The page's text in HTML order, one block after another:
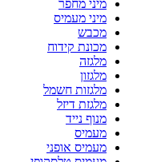
מיני מחפר
מיני מעמיס
מכבש
מכונת קידוח
מלגזה
מלגזון
מלגזות חשמל
מלגזת דיזל
מנוף נייד
מעמיס
מעמיס אופני